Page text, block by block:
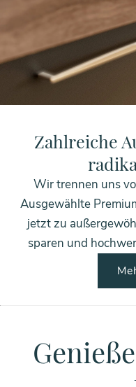
Zahlreiche
Wir trennen uns
Ausgewählte
jetzt zu
sparen und